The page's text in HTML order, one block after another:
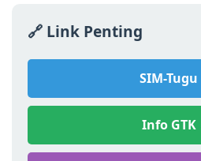
🔗 Link Penting
SIM-
Info GTK